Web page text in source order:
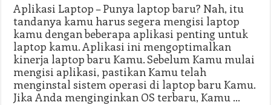
Aplikasi Laptop – Punya laptop baru? Nah, itu
tandanya kamu harus segera mengisi laptop
kamu dengan beberapa aplikasi penting untuk
laptop kamu. Aplikasi ini mengoptimalkan
kinerja laptop baru Kamu. Sebelum Kamu mulai
mengisi aplikasi, pastikan Kamu telah
menginstal sistem operasi di laptop baru Kamu.
Jika Anda menginginkan OS terbaru, Kamu …